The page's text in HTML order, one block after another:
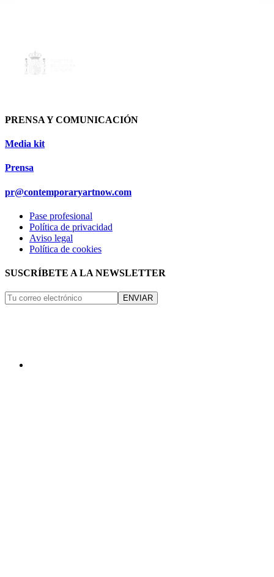
PRENSA Y COMUNICACIÓN
Media kit
Prensa
pr@contemporaryartnow.com
Pase profesional
Política de privacidad
Aviso legal
Política de cookies
SUSCRÍBETE A LA NEWSLETTER
ENVIAR